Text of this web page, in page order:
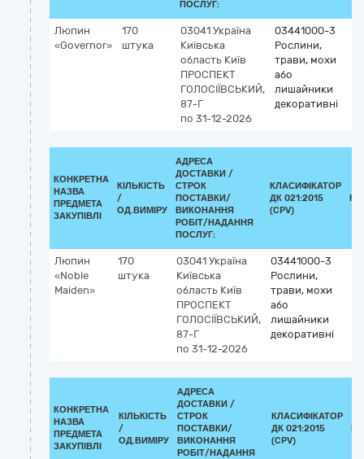
ПОСЛУГ:
Люпин
«Governor»
170
штука
03041 Україна
Київська
область Київ
ПРОСПЕКТ
ГОЛОСІЇВСЬКИЙ,
87-Г
по 31-12-2026
03441000-3
Рослини,
трави, мохи
або
лишайники
декоративні
КОНКРЕТНА
НАЗВА
ПРЕДМЕТА
ЗАКУПІВЛІ
КІЛЬКІСТЬ
/
ОД.ВИМІРУ
АДРЕСА
ДОСТАВКИ /
СТРОК
ПОСТАВКИ/
ВИКОНАННЯ
РОБІТ/НАДАННЯ
ПОСЛУГ:
КЛАСИФІКАТОР
ДК 021:2015
(CPV)
Люпин
«Noble
Maiden»
170
штука
03041 Україна
Київська
область Київ
ПРОСПЕКТ
ГОЛОСІЇВСЬКИЙ,
87-Г
по 31-12-2026
03441000-3
Рослини,
трави, мохи
або
лишайники
декоративні
КОНКРЕТНА
НАЗВА
ПРЕДМЕТА
ЗАКУПІВЛІ
КІЛЬКІСТЬ
/
ОД.ВИМІРУ
АДРЕСА
ДОСТАВКИ /
СТРОК
ПОСТАВКИ/
ВИКОНАННЯ
РОБІТ/НАДАННЯ
КЛАСИФІКАТОР
ДК 021:2015
(CPV)